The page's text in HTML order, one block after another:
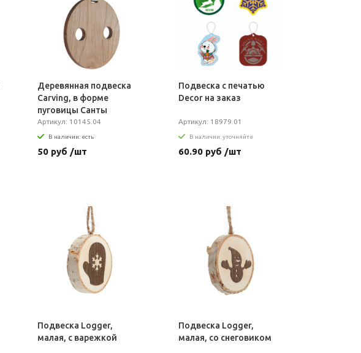
Деревянная подвеска
Carving, в форме
пуговицы Санты
Артикул: 10145.04
В наличии: есть
50 руб /шт
Подвеска с печатью
Decor на заказ
Артикул: 18979.01
В наличии: уточняйте
60.90 руб /шт
Подвеска Logger,
малая, с варежкой
Подвеска Logger,
малая, со снеговиком